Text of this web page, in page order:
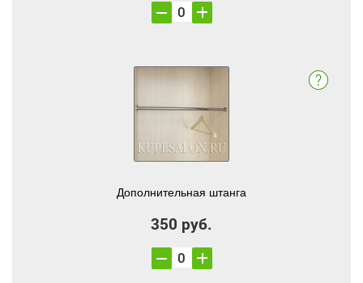
Дополнительная штанга
350 руб.